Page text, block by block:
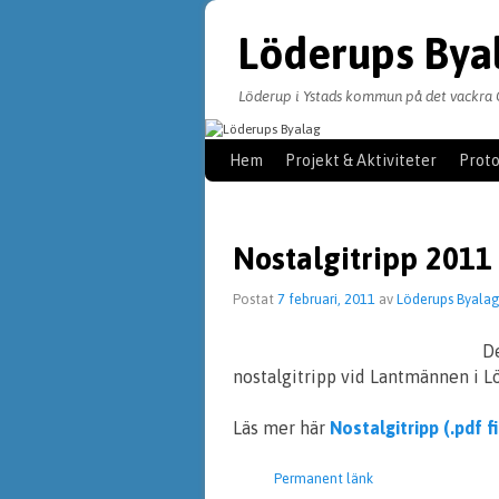
Löderups
Löderup i Ystads kommun på det vackra
Hem Projekt & Aktiviteter
Nostalgitripp 2011
Postat 7 februari, 2011 av Löderups Byalag
nostalgitripp vid Lantmännen i
Läs mer här Nostalgitripp (.pdf
Permanent länk